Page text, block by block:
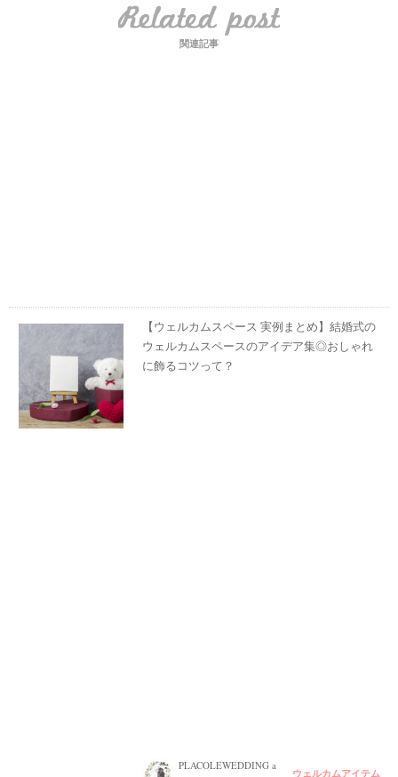
関連記事
【ウェルカムスペース 実例まとめ】結婚式の
ウェルカムスペースのアイデア集◎おしゃれ
に飾るコツって？
PLACOLEWEDDING a
ウェルカムアイテム